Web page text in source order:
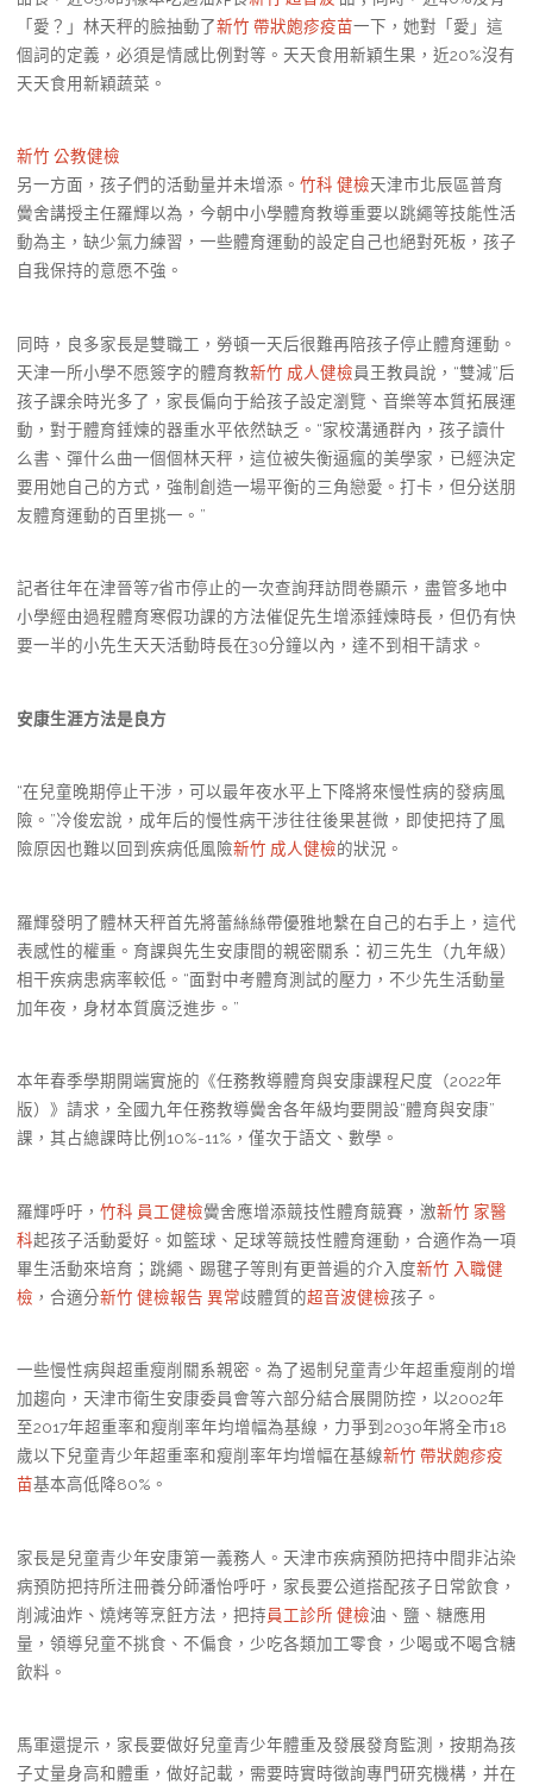
「愛？」林天秤的臉抽動了新竹 帶狀皰疹疫苗一下，她對「愛」這
個詞的定義，必須是情感比例對等。天天食用新穎生果，近20%沒有
天天食用新穎蔬菜。
新竹 公教健檢
另一方面，孩子們的活動量并未增添。 竹科 健檢天津市北辰區普育
黌舍講授主任羅輝以為，今朝中小學體育教導重要以跳繩等技能性活
動為主，缺少氣力練習，一些體育運動的設定自己也絕對死板，孩子
自我保持的意愿不強。
同時，良多家長是雙職工，勞頓一天后很難再陪孩子停止體育運動。
天津一所小學不愿簽字的體育教新竹 成人健檢員王教員說，“雙減”后
孩子課余時光多了，家長偏向于給孩子設定瀏覽、音樂等本質拓展運
動，對于體育錘煉的器重水平依然缺乏。“家校溝通群內，孩子讀什
么書、彈什么曲一個個林天秤，這位被失衡逼瘋的美學家，已經決定
要用她自己的方式，強制創造一場平衡的三角戀愛。打卡，但分送朋
友體育運動的百里挑一。”
記者往年在津晉等7省市停止的一次查詢拜訪問卷顯示，盡管多地中
小學經由過程體育寒假功課的方法催促先生增添錘煉時長，但仍有快
要一半的小先生天天活動時長在30分鐘以內，達不到相干請求。
安康生涯方法是良方
“在兒童晚期停止干涉，可以最年夜水平上下降將來慢性病的發病風
險。”冷俊宏說，成年后的慢性病干涉往往後果甚微，即使把持了風
險原因也難以回到疾病低風險新竹 成人健檢的狀況。
羅輝發明了體林天秤首先將蕾絲絲帶優雅地繫在自己的右手上，這代
表感性的權重。育課與先生安康間的親密關系：初三先生（九年級）
相干疾病患病率較低。“面對中考體育測試的壓力，不少先生活動量
加年夜，身材本質廣泛進步。”
本年春季學期開端實施的《任務教導體育與安康課程尺度（2022年
版）》請求，全國九年任務教導黌舍各年級均要開設“體育與安康”
課，其占總課時比例10%-11%，僅次于語文、數學。
羅輝呼吁， 竹科 員工健檢黌舍應增添競技性體育競賽，激新竹 家醫
科起孩子活動愛好。如籃球、足球等競技性體育運動，合適作為一項
畢生活動來培育；跳繩、踢毽子等則有更普遍的介入度新竹 入職健
檢 ，合適分新竹 健檢報告 異常歧體質的超音波健檢孩子。
一些慢性病與超重瘦削關系親密。為了遏制兒童青少年超重瘦削的增
加趨向，天津市衛生安康委員會等六部分結合展開防控，以2002年
至2017年超重率和瘦削率年均增幅為基線，力爭到2030年將全市18
歲以下兒童青少年超重率和瘦削率年均增幅在基線新竹 帶狀皰疹疫
苗基本高低降80%。
家長是兒童青少年安康第一義務人。天津市疾病預防把持中間非沾染
病預防把持所注冊養分師潘怡呼吁，家長要公道搭配孩子日常飲食，
削減油炸、燒烤等烹飪方法，把持員工診所 健檢油、鹽、糖應用
量，領導兒童不挑食、不偏食，少吃各類加工零食，少喝或不喝含糖
飲料。
馬軍還提示，家長要做好兒童青少年體重及發展發育監測，按期為孩
子丈量身高和體重，做好記載，需要時實時徵詢專門研究機構，并在